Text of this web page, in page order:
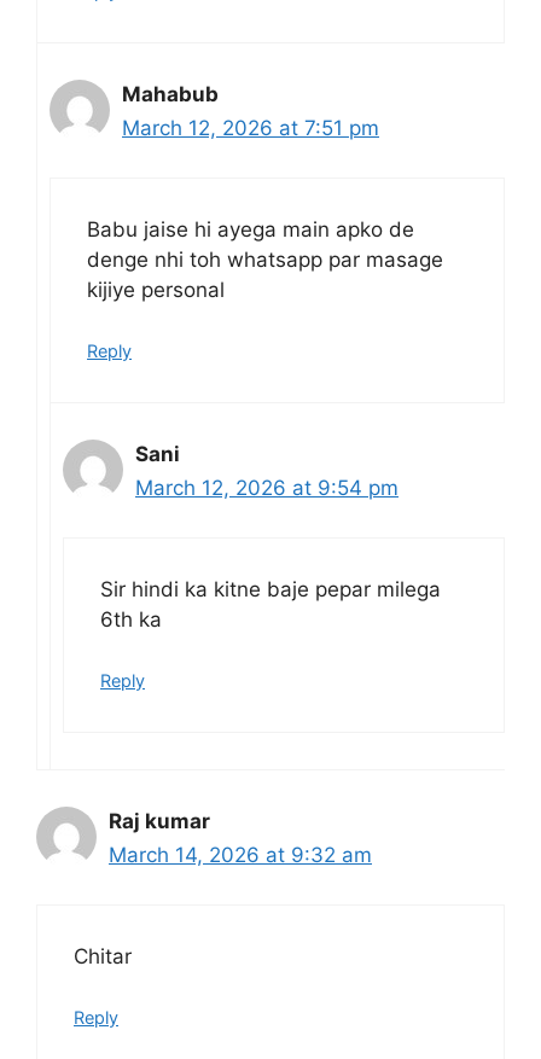
Mahabub
March 12, 2026 at 7:51 pm
Babu jaise hi ayega main apko de
denge nhi toh whatsapp par masage
kijiye personal
Reply
Sani
March 12, 2026 at 9:54 pm
Sir hindi ka kitne baje pepar milega
6th ka
Reply
Raj kumar
March 14, 2026 at 9:32 am
Chitar
Reply